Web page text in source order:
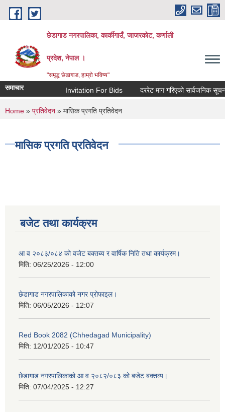
Skip to main content
छेडागाड नगरपालिका, कार्कीगाउँ, जाजरकाेट, कर्णाली
प्रदेश, नेपाल ।
"समृद्ध छेडागाड, हाम्रो भविष्य"
समाचार Invitation For Bids दररेट माग गरिएको सार्वजनिक सूचना।
You are here
Home » प्रतिवेदन » मासिक प्रगति प्रतिवेदन
मासिक प्रगति प्रतिवेदन
बजेट तथा कार्यक्रम
आ व २०८३/०८४ को वजेट बक्तब्य र वार्षिक निति तथा कार्यक्रम।
मिति: 06/25/2026 - 12:00
छेडागाड नगरपालिकाको नगर प्रोफाइल।
मिति: 06/05/2026 - 12:07
Red Book 2082 (Chhedagad Municipality)
मिति: 12/01/2025 - 10:47
छेडागाड नगरपालिकाको आ व २०८२/०८३ को बजेट बक्तव्य।
मिति: 07/04/2025 - 12:27